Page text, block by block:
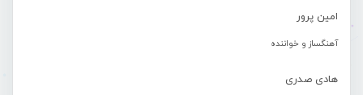
امین پرور
آهنگساز و خواننده
هادی صدری